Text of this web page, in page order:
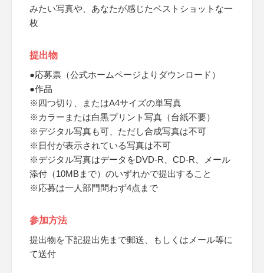
みたい写真や、あなたが感じたベストショットな一
枚
提出物
●応募票（公式ホームページよりダウンロード）
●作品
※四つ切り、またはA4サイズの単写真
※カラーまたは白黒プリント写真（台紙不要）
※デジタル写真も可、ただし合成写真は不可
※日付が表示されている写真は不可
※デジタル写真はデータをDVD-R、CD-R、メール
添付（10MBまで）のいずれかで提出すること
※応募は一人部門問わず4点まで
参加方法
提出物を下記提出先まで郵送、もしくはメール等に
て送付